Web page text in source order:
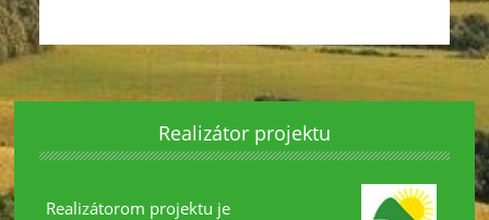
Realizátor projektu
Realizátorom projektu je